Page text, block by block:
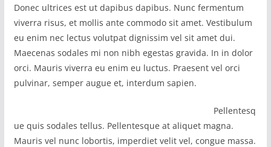
Donec ultrices est ut dapibus dapibus. Nunc fermentum
viverra risus, et mollis ante commodo sit amet. Vestibulum
eu enim nec lectus volutpat dignissim vel sit amet dui.
Maecenas sodales mi non nibh egestas gravida. In in dolor
orci. Mauris viverra eu enim eu luctus. Praesent vel orci
pulvinar, semper augue et, interdum sapien.
Pellentesq
ue quis sodales tellus. Pellentesque at aliquet magna.
Mauris vel nunc lobortis, imperdiet velit vel, congue massa.